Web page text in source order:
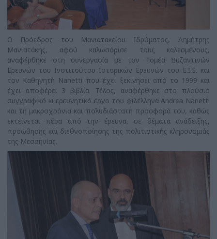
O Πρόεδρος του Μανιατακείου Ιδρύματος, Δημήτρης
Μανιατάκης, αφού καλωσόρισε τους καλεσμένους,
αναφέρθηκε στη συνεργασία με τον Τομέα Βυζαντινών
Ερευνών του Ινστιτούτου Ιστορικών Ερευνών του Ε.Ι.Ε. και
τον Καθηγητή Nanetti που έχει ξεκινήσει από το 1999 και
έχει αποφέρει 3 βιβλία. Τέλος, αναφέρθηκε στο πλούσιο
συγγραφικό κι ερευνητικό έργο του φιλέλληνα Andrea Nanetti
και τη μακροχρόνια και πολυδιάστατη προσφορά του, καθώς
εκτείνεται πέρα από την έρευνα, σε θέματα ανάδειξης,
προώθησης και διεθνοποίησης της πολιτιστικής κληρονομιάς
της Μεσσηνίας.